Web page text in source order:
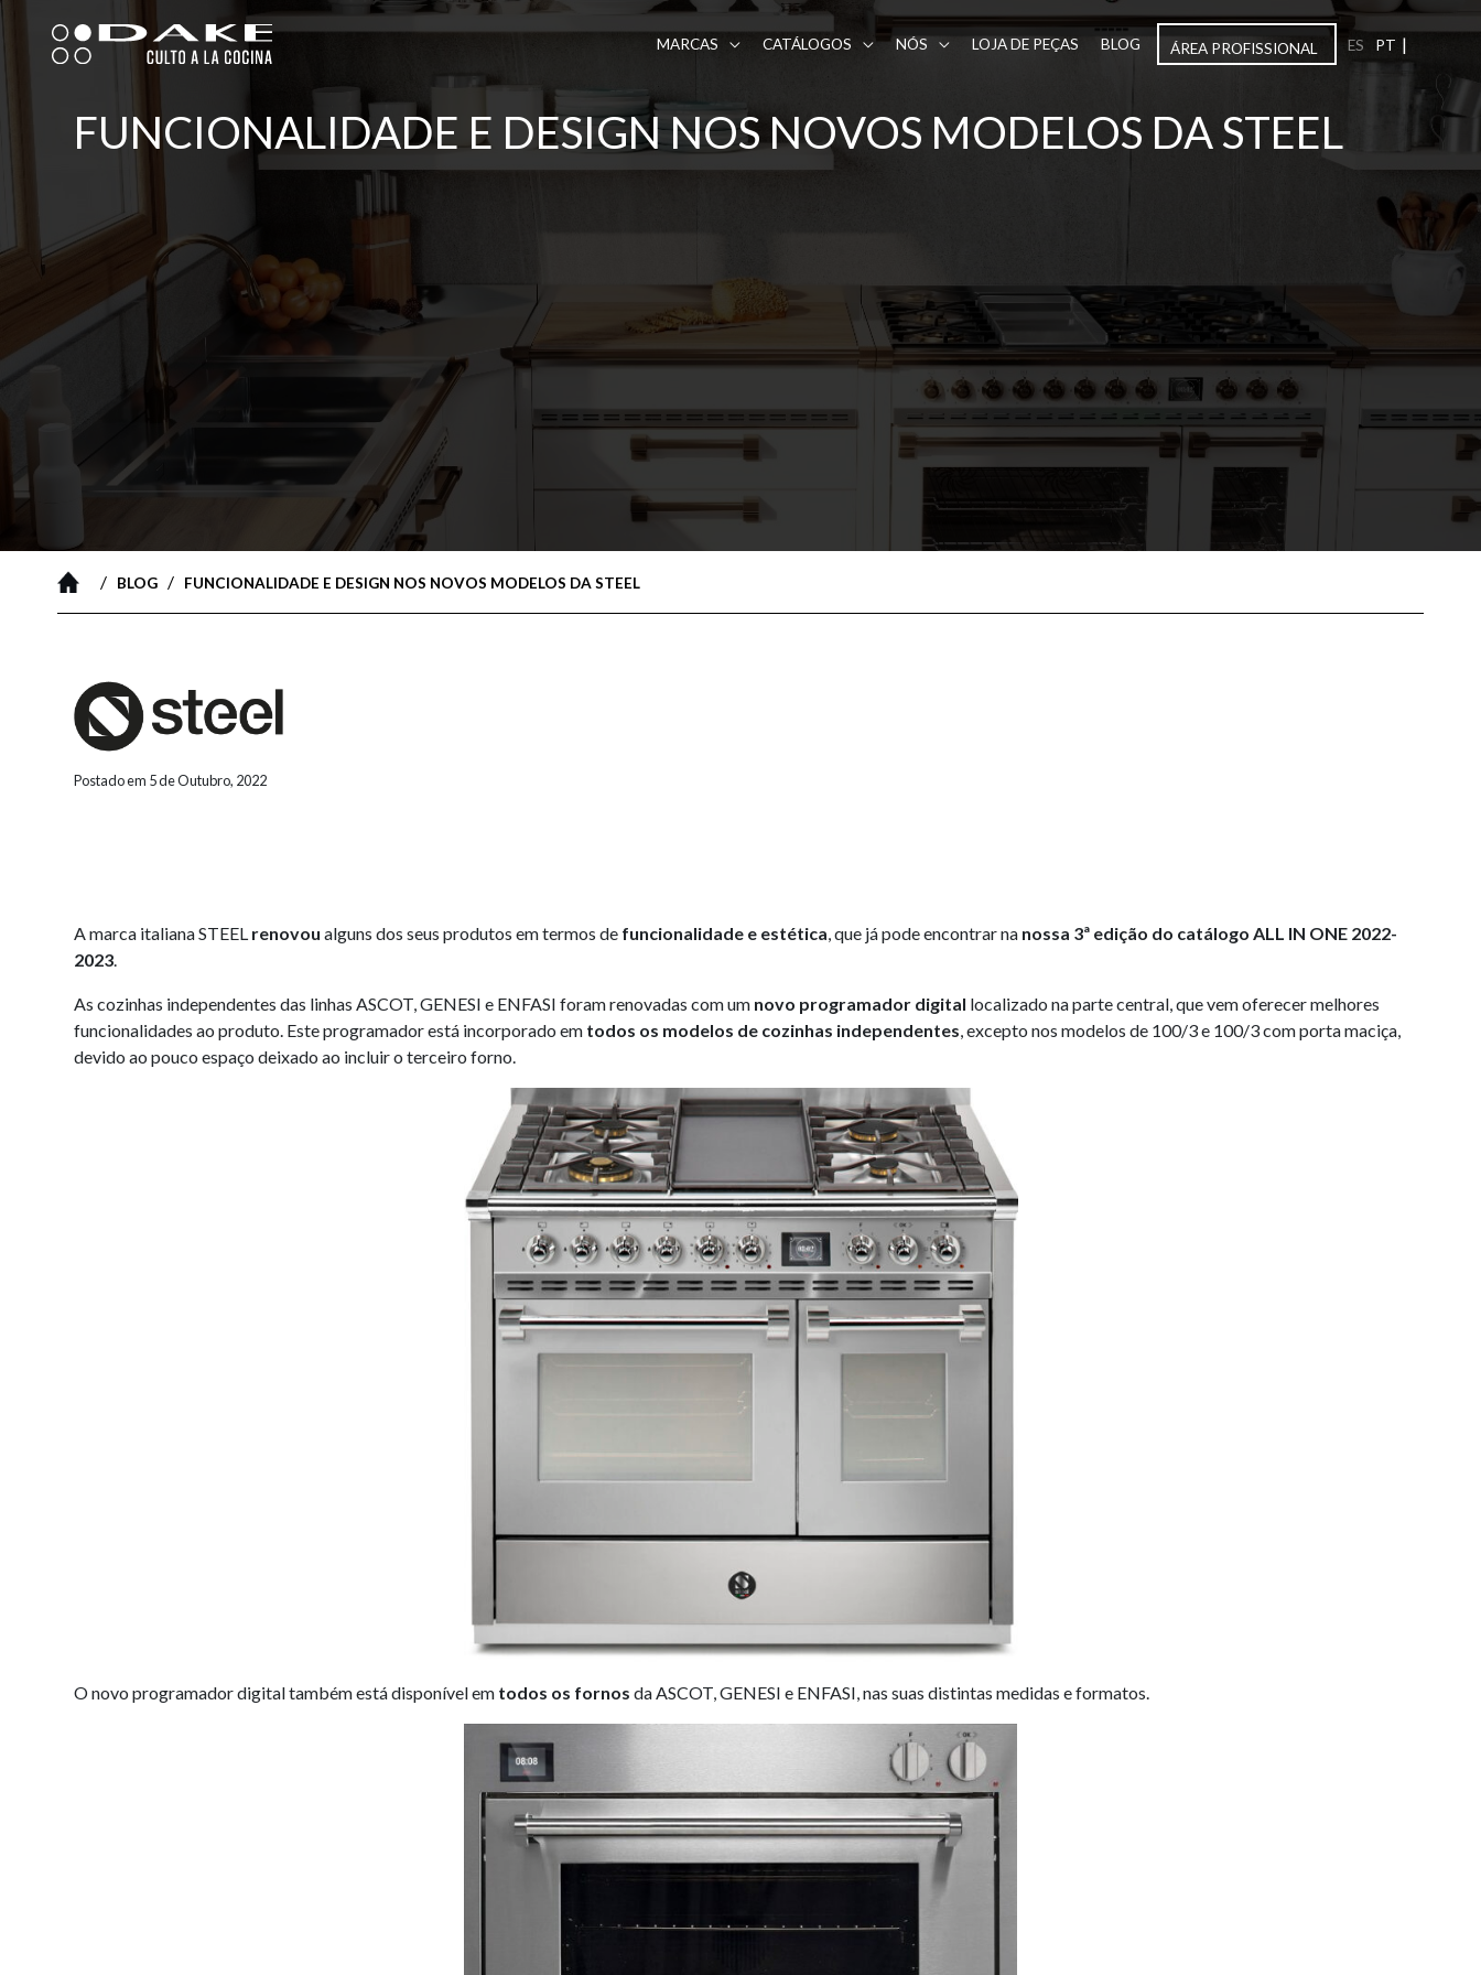
content
MARCAS CATÁLOGOS NÓS LOJA DE PEÇAS BLOG ÁREA PROFISSIONAL ES PT |
FUNCIONALIDADE E DESIGN NOS NOVOS MODELOS DA STEEL
/ BLOG / FUNCIONALIDADE E DESIGN NOS NOVOS MODELOS DA STEEL
Postado em 5 de Outubro, 2022
A marca italiana STEEL renovou alguns dos seus produtos em termos de funcionalidade e estética, que já pode encontrar na nossa 3ª edição do catálogo ALL IN ONE 2022-
2023.
As cozinhas independentes das linhas ASCOT, GENESI e ENFASI foram renovadas com um novo programador digital localizado na parte central, que vem oferecer melhores
funcionalidades ao produto. Este programador está incorporado em todos os modelos de cozinhas independentes, excepto nos modelos de 100/3 e 100/3 com porta maciça,
devido ao pouco espaço deixado ao incluir o terceiro forno.
O novo programador digital também está disponível em todos os fornos da ASCOT, GENESI e ENFASI, nas suas distintas medidas e formatos.